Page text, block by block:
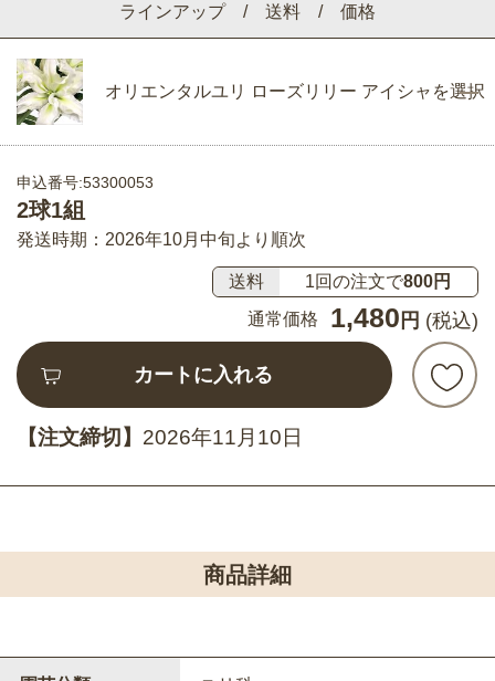
ラインアップ / 送料 / 価格
オリエンタルユリ ローズリリー アイシャを選択
申込番号:53300053
2球1組
発送時期：2026年10月中旬より順次
送料 1回の注文で800円
通常価格
1,480 円 (税込)
カートに入れる
【注文締切】 2026年11月10日
商品詳細